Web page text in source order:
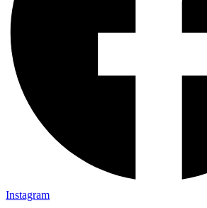
Instagram